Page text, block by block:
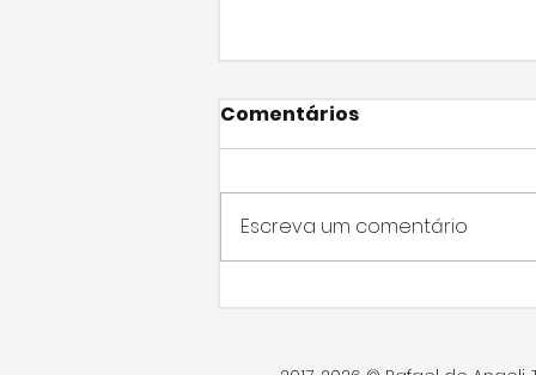
de nova lei e valorização
Comentários
Escreva um comentário